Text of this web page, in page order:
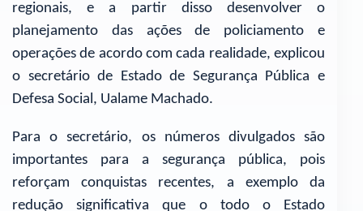
regionais, e a partir disso desenvolver o
planejamento das ações de policiamento e
operações de acordo com cada realidade, explicou
o secretário de Estado de Segurança Pública e
Defesa Social, Ualame Machado.
Para o secretário, os números divulgados são
importantes para a segurança pública, pois
reforçam conquistas recentes, a exemplo da
redução significativa que o todo o Estado